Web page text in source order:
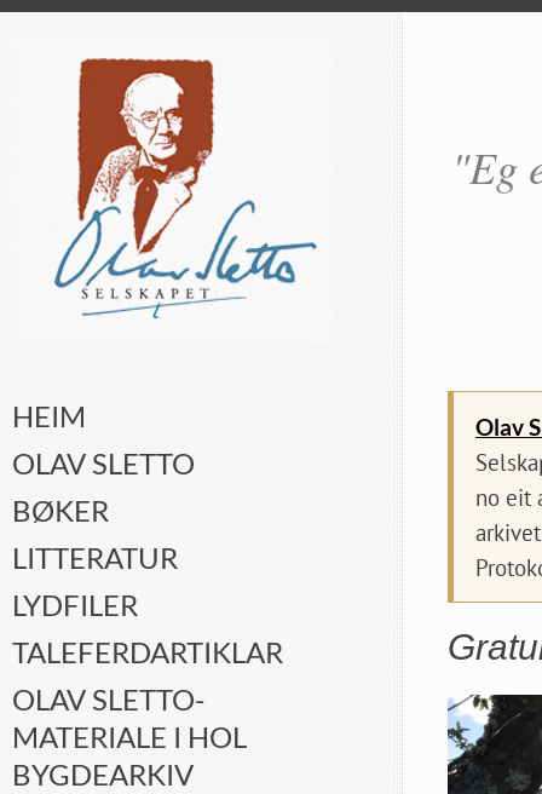
"Eg
Olav
no eit
HEIM
OLAV SLETTO
BØKER
LITTERATUR
LYDFILER
TALEFERDARTIKLAR
OLAV SLETTO-
MATERIALE I HOL
BYGDEARKIV